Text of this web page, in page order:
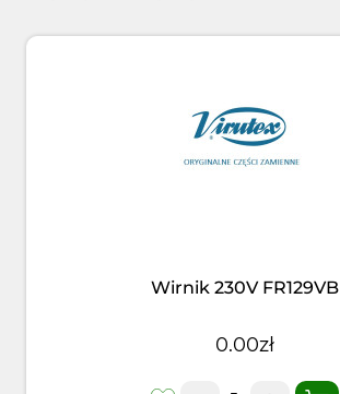
Wirnik 230V FR129VB
0.00zł